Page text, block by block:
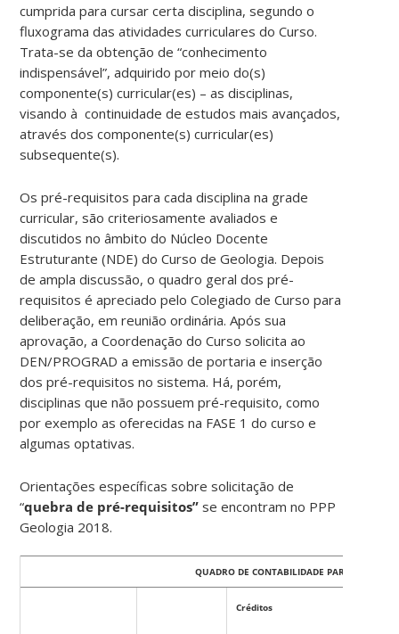
cumprida para cursar certa disciplina, segundo o
fluxograma das atividades curriculares do Curso.
Trata-se da obtenção de “conhecimento
indispensável”, adquirido por meio do(s)
componente(s) curricular(es) – as disciplinas,
visando à continuidade de estudos mais avançados,
através dos componente(s) curricular(es)
subsequente(s).
Os pré-requisitos para cada disciplina na grade
curricular, são criteriosamente avaliados e
discutidos no âmbito do Núcleo Docente
Estruturante (NDE) do Curso de Geologia. Depois
de ampla discussão, o quadro geral dos pré-
requisitos é apreciado pelo Colegiado de Curso para
deliberação, em reunião ordinária. Após sua
aprovação, a Coordenação do Curso solicita ao
DEN/PROGRAD a emissão de portaria e inserção
dos pré-requisitos no sistema. Há, porém,
disciplinas que não possuem pré-requisito, como
por exemplo as oferecidas na FASE 1 do curso e
algumas optativas.
Orientações específicas sobre solicitação de
“quebra de pré-requisitos”se encontram no PPP
Geologia 2018.
QUADRO DE CONTABILIDADE PARA
Créditos